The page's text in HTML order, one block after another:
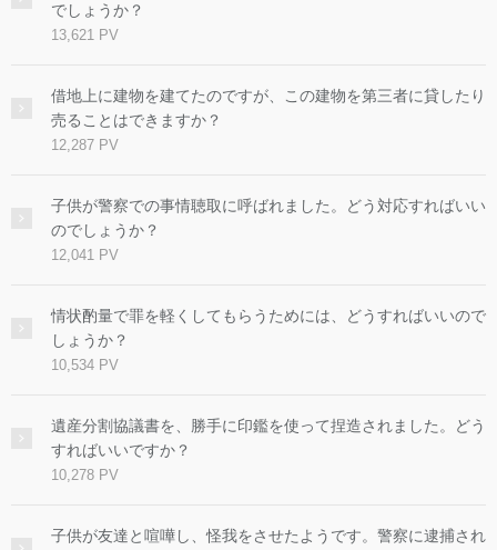
でしょうか？
13,621 PV
借地上に建物を建てたのですが、この建物を第三者に貸したり
売ることはできますか？
12,287 PV
子供が警察での事情聴取に呼ばれました。どう対応すればいい
のでしょうか？
12,041 PV
情状酌量で罪を軽くしてもらうためには、どうすればいいので
しょうか？
10,534 PV
遺産分割協議書を、勝手に印鑑を使って捏造されました。どう
すればいいですか？
10,278 PV
子供が友達と喧嘩し、怪我をさせたようです。警察に逮捕され